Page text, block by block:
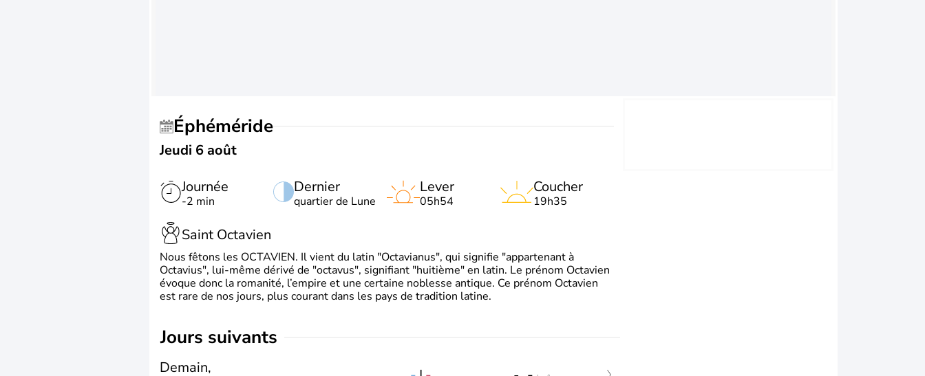
Éphéméride
Jeudi 6 août
Journée
-2 min
Dernier
quartier de Lune
Lever
05h54
Coucher
19h35
Saint Octavien
Nous fêtons les OCTAVIEN. Il vient du latin "Octavianus", qui signifie "appartenant à
Octavius", lui-même dérivé de "octavus", signifiant "huitième" en latin. Le prénom Octavien
évoque donc la romanité, l’empire et une certaine noblesse antique. Ce prénom Octavien
est rare de nos jours, plus courant dans les pays de tradition latine.
jours suivants
Demain,